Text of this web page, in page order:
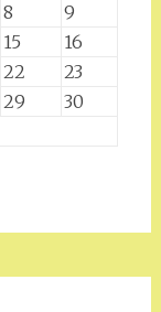
8
9
15
16
22
23
29
30